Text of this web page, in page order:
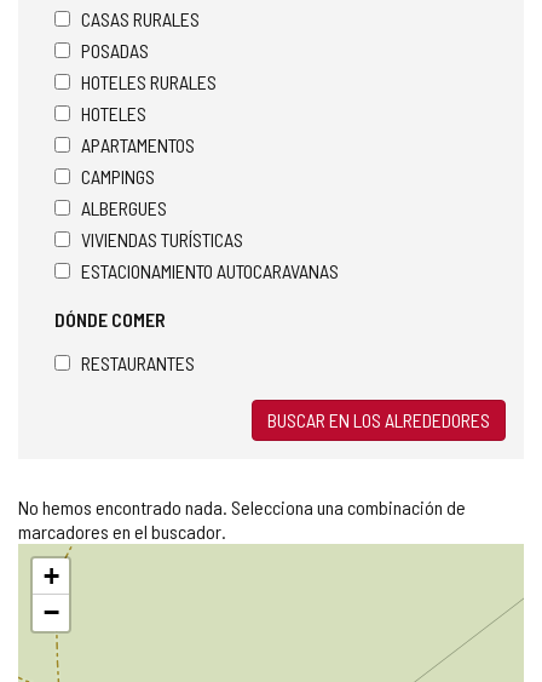
CASAS RURALES
POSADAS
HOTELES RURALES
HOTELES
APARTAMENTOS
CAMPINGS
ALBERGUES
VIVIENDAS TURÍSTICAS
ESTACIONAMIENTO AUTOCARAVANAS
DÓNDE COMER
RESTAURANTES
BUSCAR EN LOS ALREDEDORES
No hemos encontrado nada. Selecciona una combinación de
marcadores en el buscador.
Saltar
mapa
+
−